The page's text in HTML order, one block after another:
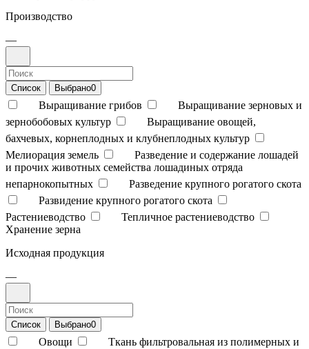
Производство
—
Список Выбрано0
Выращивание грибов
Выращивание зерновых и
зернобобовых культур
Выращивание овощей,
бахчевых, корнеплодных и клубнеплодных культур
Мелиорация земель
Разведение и содержание лошадей
и прочих животных семейства лошадиных отряда
непарнокопытных
Разведение крупного рогатого скота
Развидение крупного рогатого скота
Растениеводство
Тепличное растениеводство
Хранение зерна
Исходная продукция
—
Список Выбрано0
Овощи
Ткань фильтровальная из полимерных и